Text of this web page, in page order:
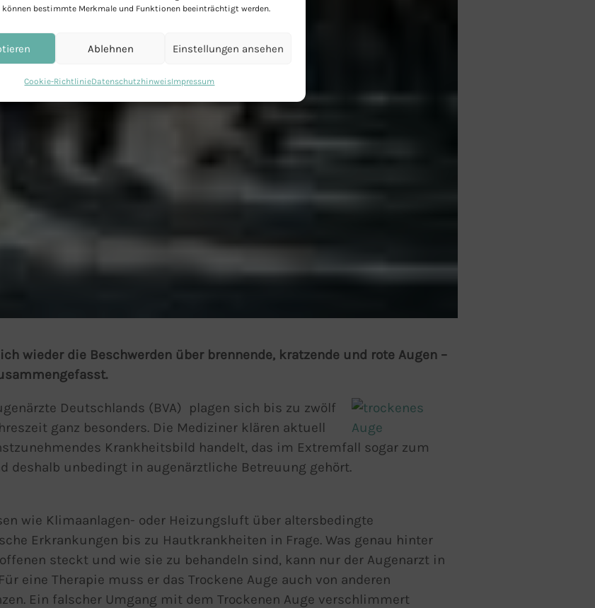
bestimmte Merkmale und Funktionen beeinträchtigt werden.
Ablehnen Einstellungen ansehen
Cookie-RichtlinieDatenschutzhinweisImpressum
wieder die Beschwerden über brennende, kratzende und rote Augen –
Deutschlands (BVA) plagen sich bis zu zwölf
ganz besonders. Die Mediziner klären aktuell
Krankheitsbild handelt, das im Extremfall sogar zum
deshalb unbedingt in augenärztliche Betreuung gehört.
wie Klimaanlagen- oder Heizungsluft über altersbedingte
Erkrankungen bis zu Hautkrankheiten in Frage. Was genau hinter
steckt und wie sie zu behandeln sind, kann nur der Augenarzt in
eine Therapie muss er das Trockene Auge auch von anderen
Ein falscher Umgang mit dem Trockenen Auge verschlimmert